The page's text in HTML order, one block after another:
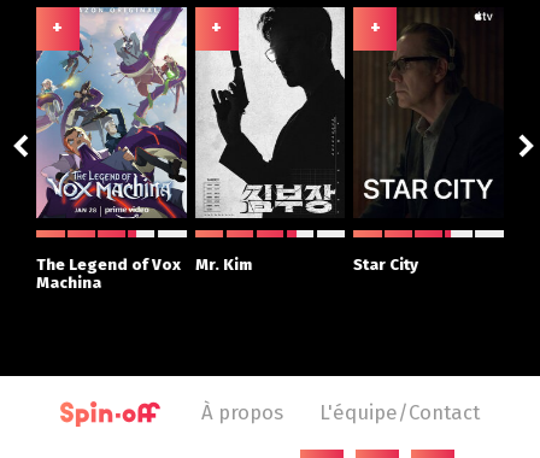
+
The Legend of Vox
Machina
+
Mr. Kim
+
Star City
À propos L'équipe/Contact